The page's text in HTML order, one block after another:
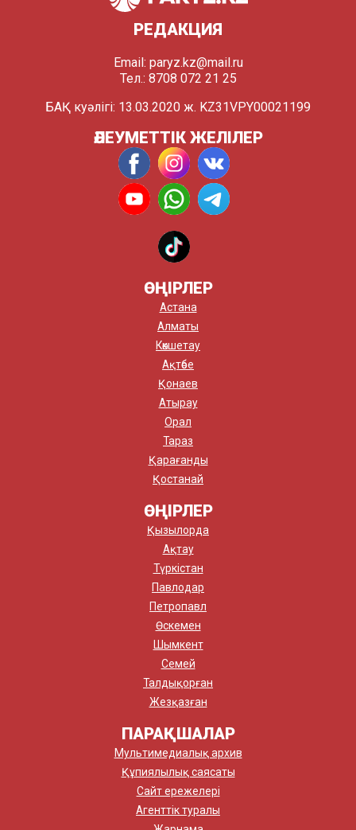
РЕДАКЦИЯ
Email: paryz.kz@mail.ru
Тел.: 8708 072 21 25
БАҚ куәлігі: 13.03.2020 ж. KZ31VPY00021199
ӘЛЕУМЕТТІК ЖЕЛІЛЕР
ӨҢІРЛЕР
Астана
Алматы
Көкшетау
Ақтөбе
Қонаев
Атырау
Орал
Тараз
Қарағанды
Қостанай
ӨҢІРЛЕР
Қызылорда
Ақтау
Түркістан
Павлодар
Петропавл
Өскемен
Шымкент
Семей
Талдықорған
Жезқазған
ПАРАҚШАЛАР
Мультимедиалық архив
Құпиялылық саясаты
Сайт ережелері
Агенттік туралы